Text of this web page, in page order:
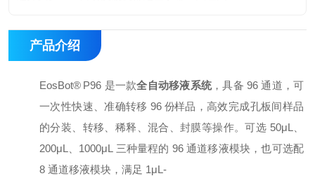
产品介绍
EosBot® P96 是⼀款全⾃动移液系统，具备 96 通道，可
⼀次性快速、准确转移 96 份样品，⾼效完成孔板间样品
的分装、转移、稀释、混合、封膜等操作。可选 50μL、
200μL、1000μL 三种量程的 96 通道移液模块，也可选配
8 通道移液模块，满⾜ 1μL-